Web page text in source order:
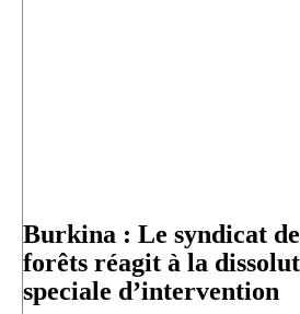
Burkina : Le syndicat
forêts réagit à la
speciale d’intervention